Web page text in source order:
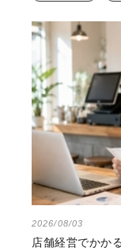
2026/08/03
店舗経営でかか